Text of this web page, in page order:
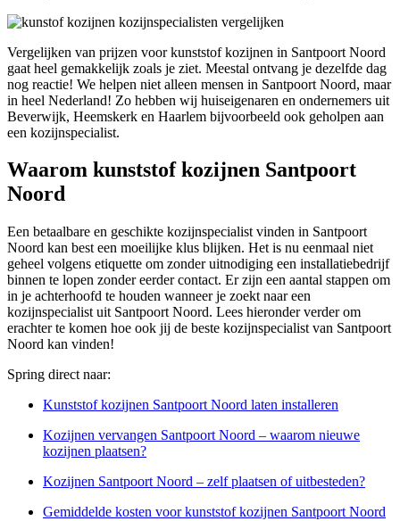
Vergelijken van prijzen voor kunststof kozijnen in Santpoort Noord
gaat heel gemakkelijk zoals je ziet. Meestal ontvang je dezelfde dag
nog reactie! We helpen niet alleen mensen in Santpoort Noord, maar
in heel Nederland! Zo hebben wij huiseigenaren en ondernemers uit
Beverwijk, Heemskerk en Haarlem bijvoorbeeld ook geholpen aan
een kozijnspecialist.
Waarom kunststof kozijnen Santpoort
Noord
Een betaalbare en geschikte kozijnspecialist vinden in Santpoort
Noord kan best een moeilijke klus blijken. Het is nu eenmaal niet
geheel volgens etiquette om zonder uitnodiging een installatiebedrijf
binnen te lopen zonder eerder contact. Er zijn een aantal stappen om
in je achterhoofd te houden wanneer je zoekt naar een
kozijnspecialist uit Santpoort Noord. Lees hieronder verder om
erachter te komen hoe ook jij de beste kozijnspecialist van Santpoort
Noord kan vinden!
Spring direct naar:
Kunststof kozijnen Santpoort Noord laten installeren
Kozijnen vervangen Santpoort Noord – waarom nieuwe
kozijnen plaatsen?
Kozijnen Santpoort Noord – zelf plaatsen of uitbesteden?
Gemiddelde kosten voor kunststof kozijnen Santpoort Noord